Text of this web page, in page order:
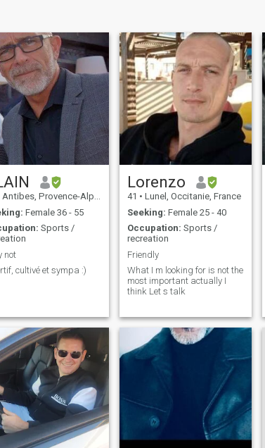
Antibes, Provence-Alpes-Côte d'Azur, France
Female 36 - 55
Sports /
not
cultivé et sympa :)
Lorenzo
41 • Lunel, Occitanie, France
Seeking: Female 25 - 40
Occupation: Sports /
recreation
Friendly
What I m looking for is not the
most important actually I
think Let s talk